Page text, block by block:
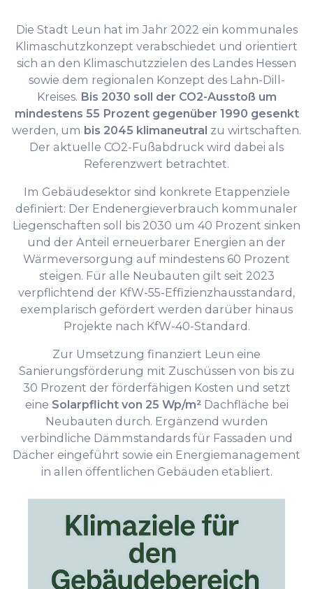
Die Stadt Leun hat im Jahr 2022 ein kommunales
Klimaschutzkonzept verabschiedet und orientiert
sich an den Klimaschutzzielen des Landes Hessen
sowie dem regionalen Konzept des Lahn-Dill-
Kreises. Bis 2030 soll der CO2-Ausstoß um
mindestens 55 Prozent gegenüber 1990 gesenkt
werden, um bis 2045 klimaneutral zu wirtschaften.
Der aktuelle CO2-Fußabdruck wird dabei als
Referenzwert betrachtet.
Im Gebäudesektor sind konkrete Etappenziele
definiert: Der Endenergieverbrauch kommunaler
Liegenschaften soll bis 2030 um 40 Prozent sinken
und der Anteil erneuerbarer Energien an der
Wärmeversorgung auf mindestens 60 Prozent
steigen. Für alle Neubauten gilt seit 2023
verpflichtend der KfW-55-Effizienzhausstandard,
exemplarisch gefördert werden darüber hinaus
Projekte nach KfW-40-Standard.
Zur Umsetzung finanziert Leun eine
Sanierungsförderung mit Zuschüssen von bis zu
30 Prozent der förderfähigen Kosten und setzt
eine Solarpflicht von 25 Wp/m²Dachfläche bei
Neubauten durch. Ergänzend wurden
verbindliche Dämmstandards für Fassaden und
Dächer eingeführt sowie ein Energiemanagement
in allen öffentlichen Gebäuden etabliert.